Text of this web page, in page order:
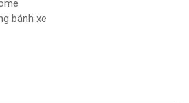
bánh xe